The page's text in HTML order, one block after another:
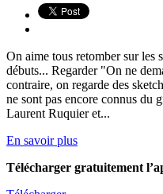
On aime tous retomber sur les
débuts... Regarder "On ne
contraire, on regarde des
ne sont pas encore connus du
Laurent Ruquier et...
En savoir plus
Télécharger gratuitement